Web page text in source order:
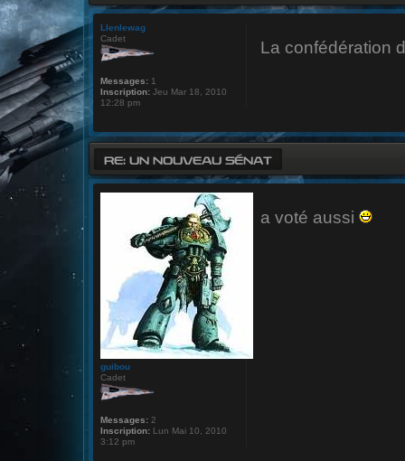
La confédération
Llenlewag
Cadet
Messages: 1
Inscription: Jeu Mar 18, 2010
12:28 pm
RE: UN NOUVEAU SÉNAT
a voté aussi
guibou
Cadet
Messages: 2
Inscription: Lun Mai 10, 2010
3:12 pm